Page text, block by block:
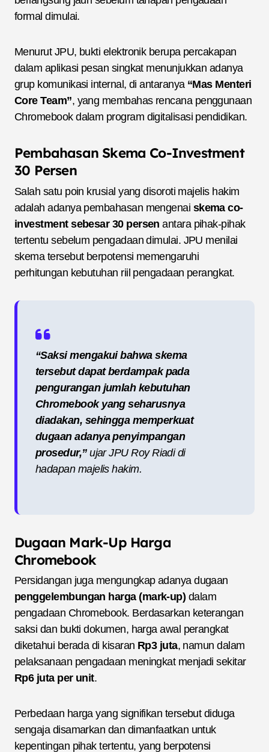
formal dimulai.
Menurut JPU, bukti elektronik berupa percakapan
dalam aplikasi pesan singkat menunjukkan adanya
grup komunikasi internal, di antaranya “Mas Menteri
Core Team”, yang membahas rencana penggunaan
Chromebook dalam program digitalisasi pendidikan.
Pembahasan Skema Co-Investment
30 Persen
Salah satu poin krusial yang disoroti majelis hakim
adalah adanya pembahasan mengenai skema co-
investment sebesar 30 persen antara pihak-pihak
tertentu sebelum pengadaan dimulai. JPU menilai
skema tersebut berpotensi memengaruhi
perhitungan kebutuhan riil pengadaan perangkat.
“Saksi mengakui bahwa skema
tersebut dapat berdampak pada
pengurangan jumlah kebutuhan
Chromebook yang seharusnya
diadakan, sehingga memperkuat
dugaan adanya penyimpangan
prosedur,”ujar JPU Roy Riadi di
hadapan majelis hakim.
Dugaan Mark-Up Harga
Chromebook
Persidangan juga mengungkap adanya dugaan
penggelembungan harga (mark-up) dalam
pengadaan Chromebook. Berdasarkan keterangan
saksi dan bukti dokumen, harga awal perangkat
diketahui berada di kisaran Rp3 juta, namun dalam
pelaksanaan pengadaan meningkat menjadi sekitar
Rp6 juta per unit.
Perbedaan harga yang signifikan tersebut diduga
sengaja disamarkan dan dimanfaatkan untuk
kepentingan pihak tertentu, yang berpotensi